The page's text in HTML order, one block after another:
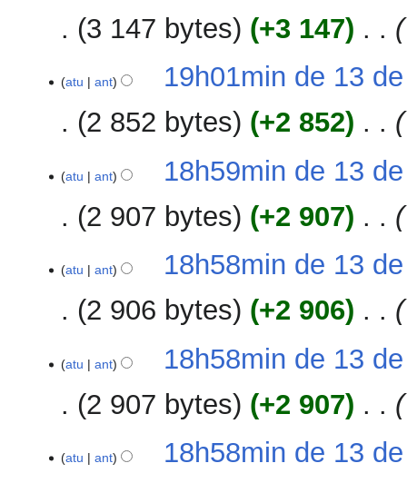
3 147 bytes
+3 147
atu ant
19h01min de 13
2 852 bytes
+2 852
atu ant
18h59min de 13
2 907 bytes
+2 907
atu ant
18h58min de 13
2 906 bytes
+2 906
atu ant
18h58min de 13
2 907 bytes
+2 907
atu ant
18h58min de 13